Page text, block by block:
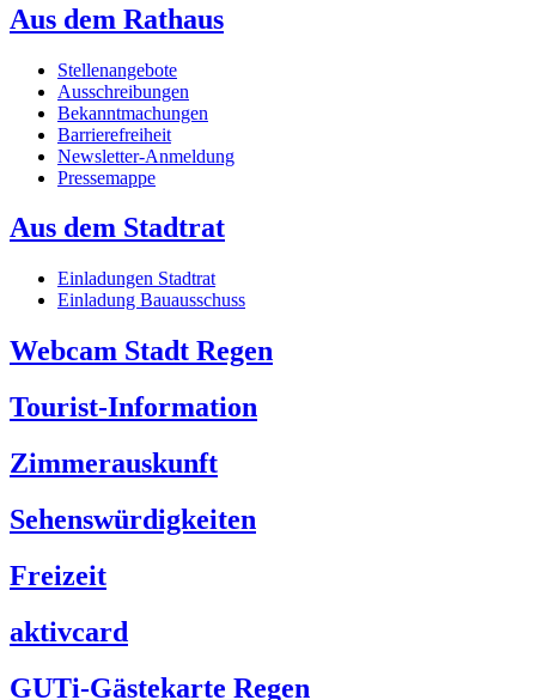
Aus dem Rathaus
Stellenangebote
Ausschreibungen
Bekanntmachungen
Barrierefreiheit
Newsletter-Anmeldung
Pressemappe
Aus dem Stadtrat
Einladungen Stadtrat
Einladung Bauausschuss
Webcam Stadt Regen
Tourist-Information
Zimmerauskunft
Sehenswürdigkeiten
Freizeit
aktivcard
GUTi-Gästekarte Regen